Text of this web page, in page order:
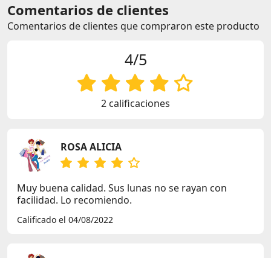
Comentarios de clientes
Comentarios de clientes que compraron este producto
4/5
2 calificaciones
ROSA ALICIA
Muy buena calidad. Sus lunas no se rayan con
facilidad. Lo recomiendo.
Calificado el 04/08/2022